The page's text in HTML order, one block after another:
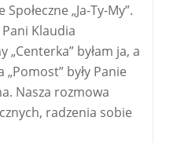
„Ja-Ty-My”.
Klaudia
byłam ja, a
były Panie
Nasza rozmowa
radzenia sobie